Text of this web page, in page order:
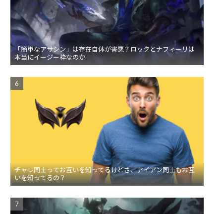
「簡単なアサシン」は存在自体が害悪？ロックとナフィーリは
本当にイージー枠なのか
チャレ同士ってお互いを知ってるけどさ、アイアン同士もお互
いを知ってるの？